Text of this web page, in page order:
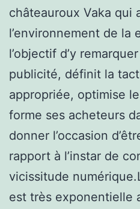
châteauroux Vaka qui
l’environnement de la
l’objectif d’y
publicité, définit la
appropriée, optimise
forme ses acheteurs
donner l’occasion
rapport à l’instar de
vicissitude
est très exponentielle